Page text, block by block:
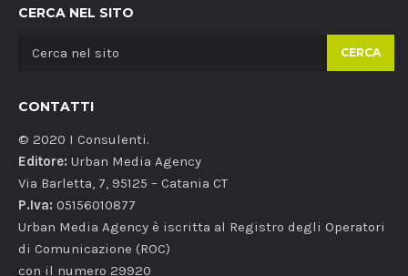
CERCA NEL SITO
CERCA
CONTATTI
© 2020 I Consulenti.
Editore: Urban Media Agency
Via Barletta, 7, 95125 – Catania CT
P.Iva: 05156010877
Urban Media Agency è iscritta al Registro degli Operatori
di Comunicazione (ROC)
con il numero 29920